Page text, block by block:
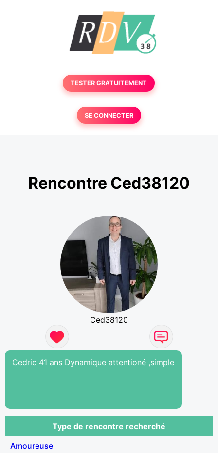
TESTER GRATUITEMENT
SE CONNECTER
Rencontre Ced38120
Ced38120
Cedric 41 ans Dynamique attentioné ,simple
Type de rencontre recherché
Amoureuse